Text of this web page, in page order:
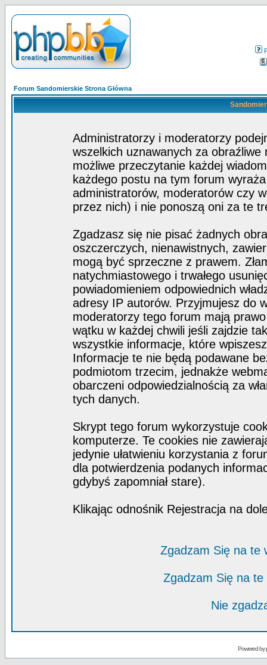
Forum Sandomierskie Strona Główna
Administratorzy i moderatorzy
wszelkich uznawanych za obraźliwe
możliwe przeczytanie każdej
każdego postu na tym forum
administratorów, moderatorów czy
przez nich) i nie ponoszą oni za te
Zgadzasz się nie pisać żadnych
oszczerczych, nienawistnych,
mogą być sprzeczne z prawem.
natychmiastowego i trwałego
powiadomieniem odpowiednich
adresy IP autorów. Przyjmujesz do
moderatorzy tego forum mają
wątku w każdej chwili jeśli zajdzie
wszystkie informacje, które
Informacje te nie będą podawane
podmiotom trzecim, jednakże
obarczeni odpowiedzialnością za
tych danych.
Skrypt tego forum wykorzystuje
komputerze. Te cookies nie
jedynie ułatwieniu korzystania z
dla potwierdzenia podanych
gdybyś zapomniał stare).
Klikając odnośnik Rejestracja na
Zgadzam Się na te
Zgadzam Się na
Nie
Powered by